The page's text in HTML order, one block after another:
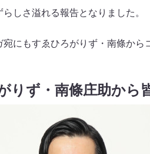
しさ溢れる報告となりました。
宛にもすゑひろがりず・南條から
りず・南條庄助から